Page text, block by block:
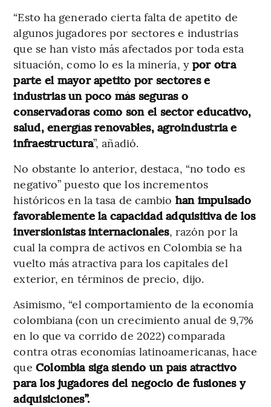
“Esto ha generado cierta falta de apetito de
algunos jugadores por sectores e industrias
que se han visto más afectados por toda esta
situación, como lo es la minería, y por otra
parte el mayor apetito por sectores e
industrias un poco más seguras o
conservadoras como son el sector educativo,
salud, energías renovables, agroindustria e
infraestructura”, añadió.
No obstante lo anterior, destaca, “no todo es
negativo” puesto que los incrementos
históricos en la tasa de cambio han impulsado
favorablemente la capacidad adquisitiva de los
inversionistas internacionales, razón por la
cual la compra de activos en Colombia se ha
vuelto más atractiva para los capitales del
exterior, en términos de precio, dijo.
Asimismo, “el comportamiento de la economía
colombiana (con un crecimiento anual de 9,7%
en lo que va corrido de 2022) comparada
contra otras economías latinoamericanas, hace
que Colombia siga siendo un país atractivo
para los jugadores del negocio de fusiones y
adquisiciones”.